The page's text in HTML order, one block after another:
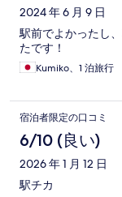
2024 年 6 月 9 日
駅前でよかったし
たです！
Kumiko、1 泊旅行
宿泊者限定の口コミ
6/10 (良い)
2026 年 1 月 12 日
駅チカ